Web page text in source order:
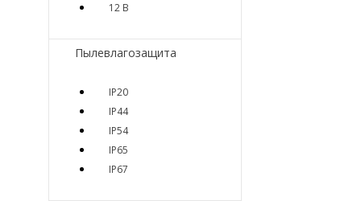
12 В
Пылевлагозащита
IP20
IP44
IP54
IP65
IP67